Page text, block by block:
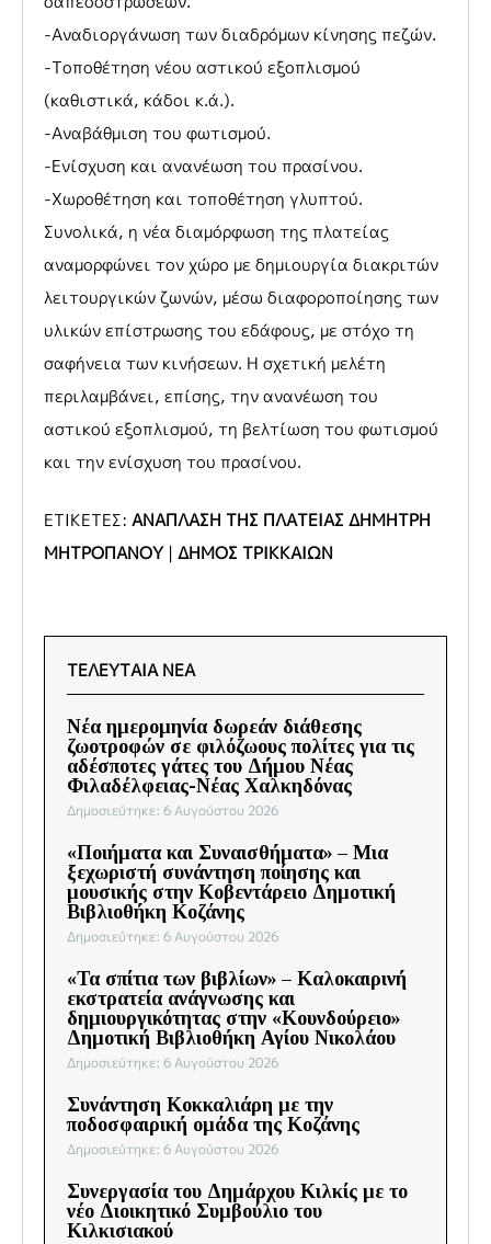
-Αναδιοργάνωση των διαδρόμων κίνησης πεζών.
-Τοποθέτηση νέου αστικού εξοπλισμού
(καθιστικά, κάδοι κ.ά.).
-Αναβάθμιση του φωτισμού.
-Ενίσχυση και ανανέωση του πρασίνου.
-Χωροθέτηση και τοποθέτηση γλυπτού.
Συνολικά, η νέα διαμόρφωση της πλατείας
αναμορφώνει τον χώρο με δημιουργία διακριτών
λειτουργικών ζωνών, μέσω διαφοροποίησης των
υλικών επίστρωσης του εδάφους, με στόχο τη
σαφήνεια των κινήσεων. Η σχετική μελέτη
περιλαμβάνει, επίσης, την ανανέωση του
αστικού εξοπλισμού, τη βελτίωση του φωτισμού
και την ενίσχυση του πρασίνου.
ΕΤΙΚΕΤΕΣ: ΑΝΑΠΛΑΣΗ ΤΗΣ ΠΛΑΤΕΙΑΣ ΔΗΜΗΤΡΗ
ΜΗΤΡΟΠΑΝΟΥ| ΔΗΜΟΣ ΤΡΙΚΚΑΙΩΝ
ΤΕΛΕΥΤΑΙΑ ΝΕΑ
Νέα ημερομηνία δωρεάν διάθεσης
ζωοτροφών σε φιλόζωους πολίτες για τις
αδέσποτες γάτες του Δήμου Νέας
Φιλαδέλφειας-Νέας Χαλκηδόνας
Δημοσιεύτηκε: 6 Αυγούστου 2026
«Ποιήματα και Συναισθήματα» – Μια
ξεχωριστή συνάντηση ποίησης και
μουσικής στην Κοβεντάρειο Δημοτική
Βιβλιοθήκη Κοζάνης
Δημοσιεύτηκε: 6 Αυγούστου 2026
«Τα σπίτια των βιβλίων» – Καλοκαιρινή
εκστρατεία ανάγνωσης και
δημιουργικότητας στην «Κουνδούρειο»
Δημοτική Βιβλιοθήκη Αγίου Νικολάου
Δημοσιεύτηκε: 6 Αυγούστου 2026
Συνάντηση Κοκκαλιάρη με την
ποδοσφαιρική ομάδα της Κοζάνης
Δημοσιεύτηκε: 6 Αυγούστου 2026
Συνεργασία του Δημάρχου Κιλκίς με το
νέο Διοικητικό Συμβούλιο του
Κιλκισιακού